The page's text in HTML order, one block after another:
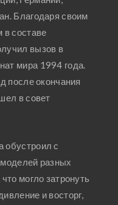
Благодаря своим
составе
вызов в
мира 1994 года.
после окончания
в совет
обустроил с
разных
могло затронуть
и восторг,